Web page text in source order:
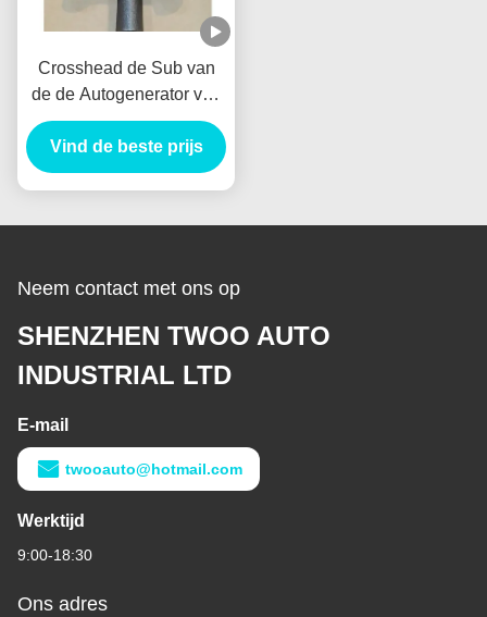
Crosshead de Sub van
de de Autogenerator van
Assy Alternator
VH137061080A Nieuw
Holland E385 E215 voor
Vind de beste prijs
Neem contact met ons op
SHENZHEN TWOO AUTO
INDUSTRIAL LTD
E-mail
twooauto@hotmail.com
Werktijd
9:00-18:30
Ons adres